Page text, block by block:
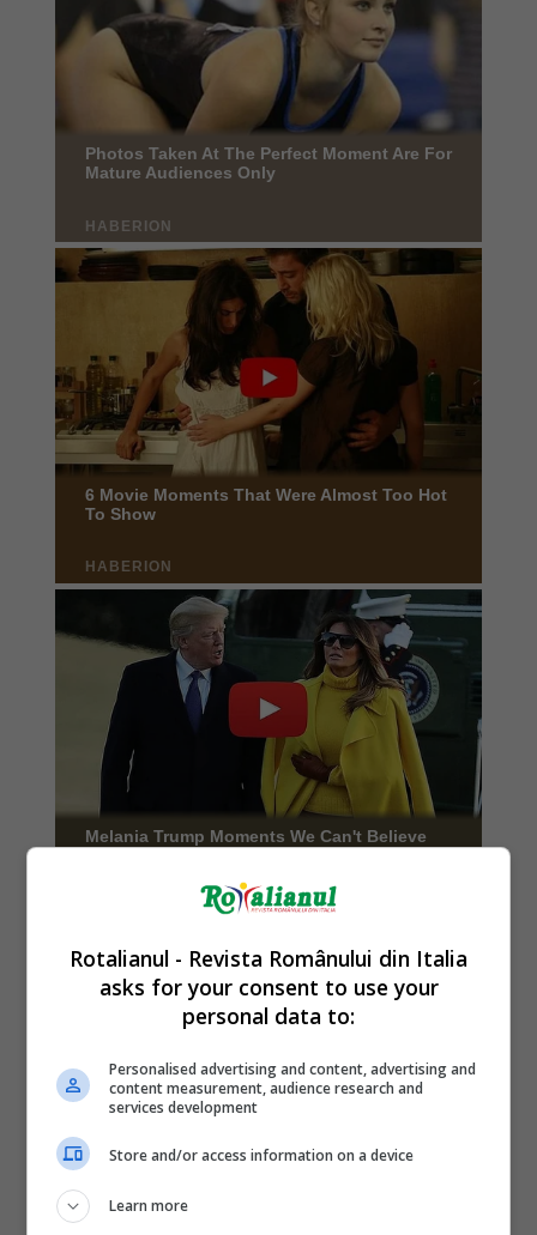
Rotalianul - Revista Românului din Italia
asks for your consent to use your
personal data to:
Personalised advertising and content, advertising and
content measurement, audience research and
services development
Store and/or access information on a device
Learn more